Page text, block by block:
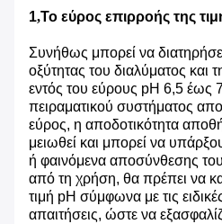
1,Το εύρος επιρροής της
Συνήθως μπορεί να
οξύτητας του διαλύματος και
εντός του εύρους pH 6,5 έως
πειραματικού συστήματος
εύρος, η αποδοτικότητα
μειωθεί και μπορεί να
ή φαινόμενα αποσύνθεσης
από τη χρήση, θα πρέπει να
τιμή pH σύμφωνα με τις
απαιτήσεις, ώστε να